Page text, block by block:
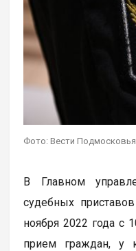
Фото: Вести Подмосковья
В Главном
судебных
ноября 2022 года с
прием граждан, у